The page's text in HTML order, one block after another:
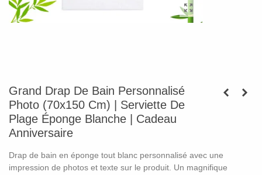
Grand Drap De Bain Personnalisé
Photo (70x150 Cm) | Serviette De
Plage Éponge Blanche | Cadeau
Anniversaire
Drap de bain en éponge tout blanc personnalisé avec une
impression de photos et texte sur le produit. Un magnifique